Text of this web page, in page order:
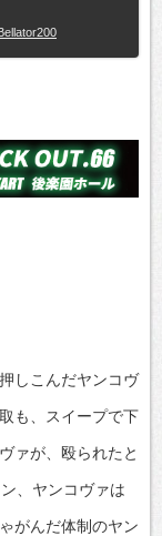
しこんだヤンコヴ
も、スイープで下
ァが、殴られたと
、ヤンコヴァは
がんだ体制のヤン